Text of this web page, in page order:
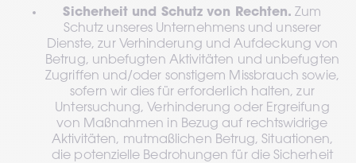
Sicherheit und Schutz von Rechten. Zum
Schutz unseres Unternehmens und unserer
Dienste, zur Verhinderung und Aufdeckung von
Betrug, unbefugten Aktivitäten und unbefugten
Zugriffen und/oder sonstigem Missbrauch sowie,
sofern wir dies für erforderlich halten, zur
Untersuchung, Verhinderung oder Ergreifung
von Maßnahmen in Bezug auf rechtswidrige
Aktivitäten, mutmaßlichen Betrug, Situationen,
die potenzielle Bedrohungen für die Sicherheit